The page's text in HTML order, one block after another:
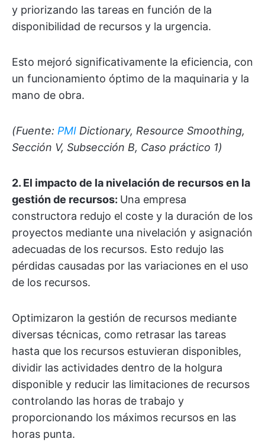
y priorizando las tareas en función de la
disponibilidad de recursos y la urgencia.
Esto mejoró significativamente la eficiencia, con
un funcionamiento óptimo de la maquinaria y la
mano de obra.
(Fuente: PMI Dictionary, Resource Smoothing,
Sección V, Subsección B, Caso práctico 1)
2. El impacto de la nivelación de recursos en la
gestión de recursos: Una empresa
constructora redujo el coste y la duración de los
proyectos mediante una nivelación y asignación
adecuadas de los recursos. Esto redujo las
pérdidas causadas por las variaciones en el uso
de los recursos.
Optimizaron la gestión de recursos mediante
diversas técnicas, como retrasar las tareas
hasta que los recursos estuvieran disponibles,
dividir las actividades dentro de la holgura
disponible y reducir las limitaciones de recursos
controlando las horas de trabajo y
proporcionando los máximos recursos en las
horas punta.